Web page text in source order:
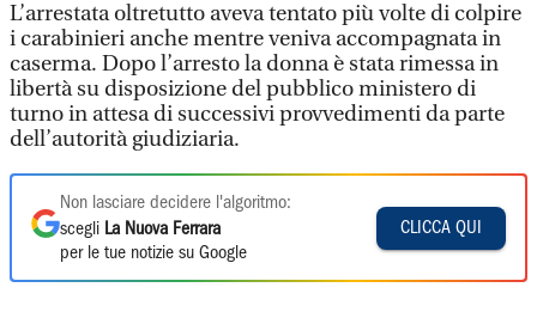
L’arrestata oltretutto aveva tentato più volte di colpire
i carabinieri anche mentre veniva accompagnata in
caserma. Dopo l’arresto la donna è stata rimessa in
libertà su disposizione del pubblico ministero di
turno in attesa di successivi provvedimenti da parte
dell’autorità giudiziaria.
Non lasciare decidere l'algoritmo:
scegli La Nuova Ferrara
per le tue notizie su Google
CLICCA QUI